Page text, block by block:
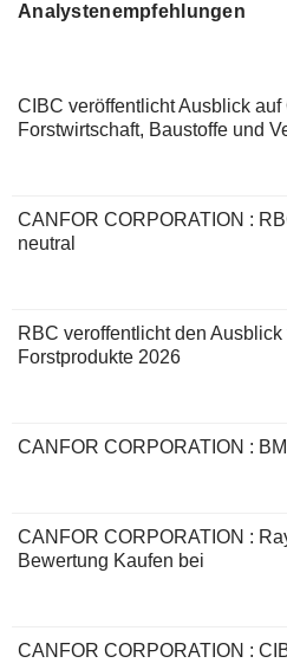
Analystenempfehlungen
CIBC veröffentlicht Ausblick auf
Forstwirtschaft, Baustoffe und
CANFOR CORPORATION :
neutral
RBC veroffentlicht den Ausblick
Forstprodukte 2026
CANFOR CORPORATION :
CANFOR CORPORATION :
Bewertung Kaufen bei
CANFOR CORPORATION :